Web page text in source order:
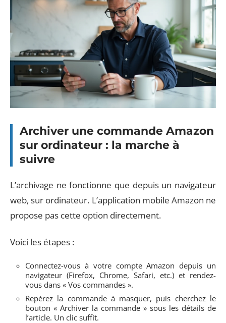
Archiver une commande Amazon
sur ordinateur : la marche à
suivre
L’archivage ne fonctionne que depuis un navigateur
web, sur ordinateur. L’application mobile Amazon ne
propose pas cette option directement.
Voici les étapes :
Connectez-vous à votre compte Amazon depuis un
navigateur (Firefox, Chrome, Safari, etc.) et rendez-
vous dans « Vos commandes ».
Repérez la commande à masquer, puis cherchez le
bouton « Archiver la commande » sous les détails de
l’article. Un clic suffit.